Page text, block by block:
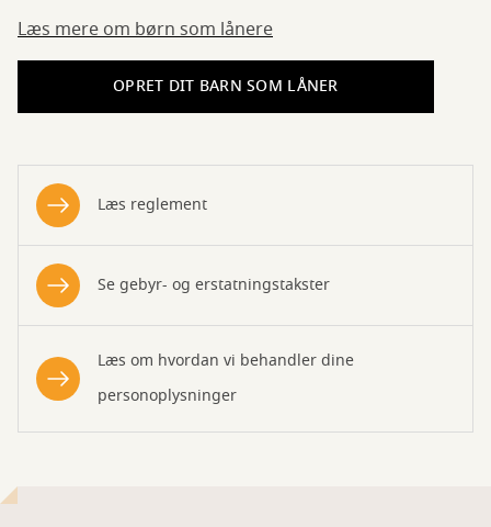
Læs mere om børn som lånere
OPRET DIT BARN SOM LÅNER
Læs reglement
Se gebyr- og erstatningstakster
Læs om hvordan vi behandler dine
personoplysninger